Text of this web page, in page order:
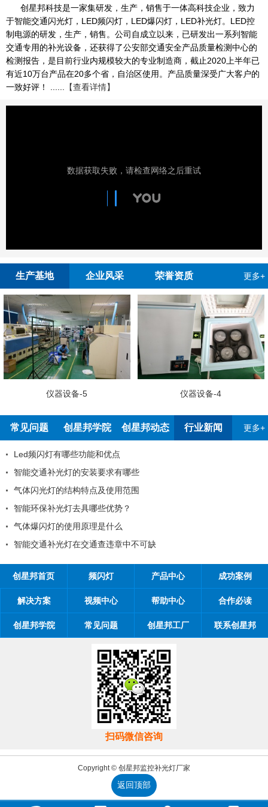
创星邦科技是一家集研发，生产，销售于一体高科技企业，致力
于智能交通闪光灯，LED频闪灯，LED爆闪灯，LED补光灯。LED控
制电源的研发，生产，销售。公司自成立以来，已研发出一系列智能
交通专用的补光设备，还获得了公安部交通安全产品质量检测中心的
检测报告，是目前行业内规模较大的专业制造商，截止2020上半年已
有近10万台产品在20多个省，自治区使用。产品质量深受广大客户的
一致好评！ ......
【查看详情】
生产基地 企业风采 荣誉资质 更多+
仪器设备-5 仪器设备-4
常见问题 创星邦学院 创星邦动态 行业新闻 更多+
Led频闪灯有哪些功能和优点
智能交通补光灯的安装要求有哪些
气体闪光灯的结构特点及使用范围
智能环保补光灯去具哪些优势？
气体爆闪灯的使用原理是什么
智能交通补光灯在交通查违章中不可缺
创星邦首页 频闪灯 产品中心 成功案例
解决方案 视频中心 帮助中心 合作必读
创星邦学院 常见问题 创星邦工厂 联系创星邦
扫码微信咨询
Copyright © 创星邦监控补光灯厂家
返回顶部